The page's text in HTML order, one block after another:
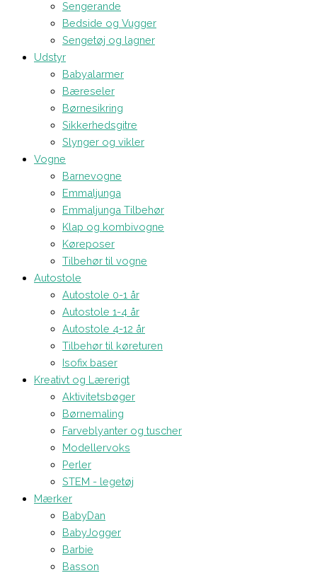
Sengerande
Bedside og Vugger
Sengetøj og lagner
Udstyr
Babyalarmer
Bæreseler
Børnesikring
Sikkerhedsgitre
Slynger og vikler
Vogne
Barnevogne
Emmaljunga
Emmaljunga Tilbehør
Klap og kombivogne
Køreposer
Tilbehør til vogne
Autostole
Autostole 0-1 år
Autostole 1-4 år
Autostole 4-12 år
Tilbehør til køreturen
Isofix baser
Kreativt og Lærerigt
Aktivitetsbøger
Børnemaling
Farveblyanter og tuscher
Modellervoks
Perler
STEM - legetøj
Mærker
BabyDan
BabyJogger
Barbie
Basson